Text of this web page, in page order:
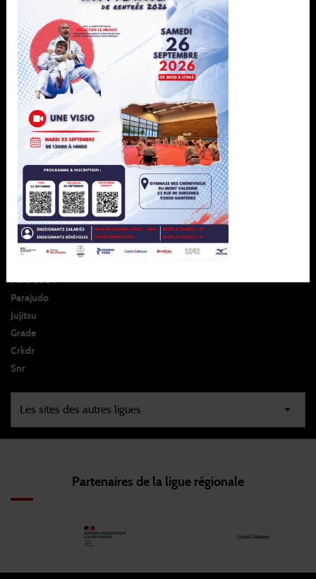
Horaires d'ouvertures :
Merci de nous contacter avant votre venue.
À ne pas manquer
Sportif
Développement
Pôle espoir
Espace club
Paris 2024
Parajudo
Jujitsu
Grade
Crkdr
Snr
Partenaires de la ligue régionale